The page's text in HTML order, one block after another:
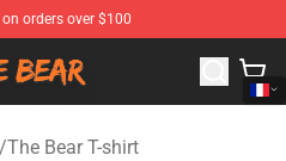
orders over $100
The Bear Merchandise Store
/The Bear T-shirt